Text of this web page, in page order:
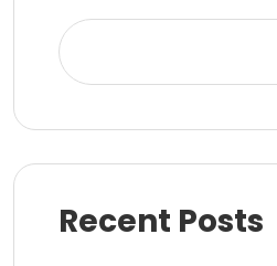
Recent Posts